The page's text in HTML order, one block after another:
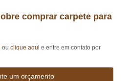
comprar carpete para
ouclique aqui e entre em contato por
um orçamento